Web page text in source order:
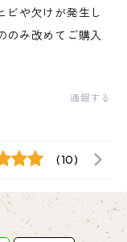
ビや欠けが発生し
のみ改めてご購入
通報する
(10)